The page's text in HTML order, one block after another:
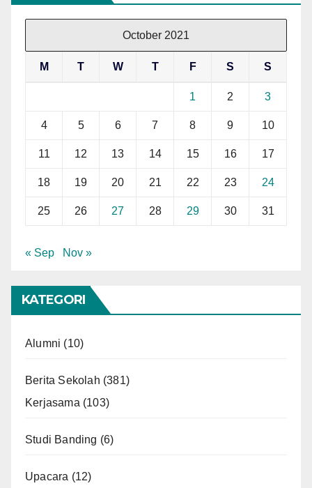
October 2021
M T W T F S S
1 2 3
4 5 6 7 8 9 10
11 12 13 14 15 16 17
18 19 20 21 22 23 24
25 26 27 28 29 30 31
« Sep Nov »
KATEGORI
Alumni (10)
Berita Sekolah (381)
Kerjasama (103)
Studi Banding (6)
Upacara (12)